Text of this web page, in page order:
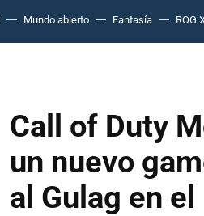
Mundo abierto Fantasía ROG
Call of Duty
un nuevo
al Gulag en